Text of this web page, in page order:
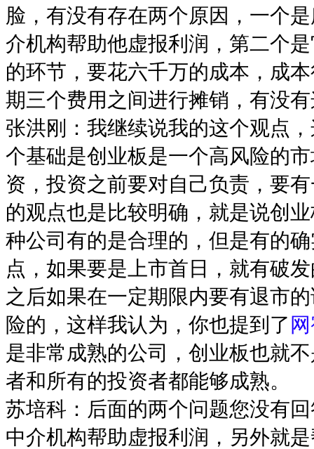
脸，有没有存在两个原因，一个
介机构帮助他虚报利润，第二个
的环节，要花六千万的成本，成
期三个费用之间进行摊销，有没
张洪刚：我继续说我的这个观点
个基础是创业板是一个高风险的
资，投资之前要对自己负责，要
的观点也是比较明确，就是说创
种公司有的是合理的，但是有的
点，如果要是上市首日，就有破
之后如果在一定期限内要有退市
险的，这样我认为，你也提到了
是非常成熟的公司，创业板也就
者和所有的投资者都能够成熟。
苏培科：后面的两个问题您没有
中介机构帮助虚报利润，另外就